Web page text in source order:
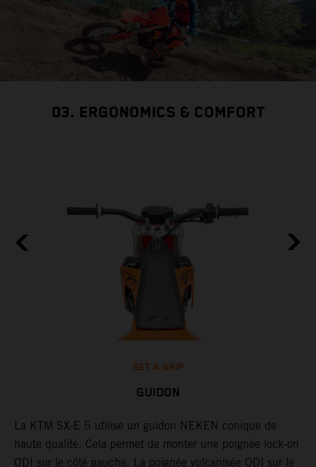
03. ERGONOMICS & COMFORT
GET A GRIP
GUIDON
La KTM SX-E 5 utilise un guidon NEKEN conique de
haute qualité. Cela permet de monter une poignée lock-on
ODI sur le côté gauche. La poignée vulcanisée ODI sur le